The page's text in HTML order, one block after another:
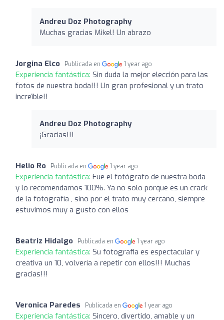
Andreu Doz Photography
Muchas gracias Mikel! Un abrazo
Jorgina Elco Publicada en 1 year ago
Experiencia fantástica: Sin duda la mejor elección para las
fotos de nuestra boda!!! Un gran profesional y un trato
increïble!!
Andreu Doz Photography
¡Gracias!!!
Helio Ro Publicada en 1 year ago
Experiencia fantástica: Fue el fotógrafo de nuestra boda
y lo recomendamos 100%. Ya no solo porque es un crack
de la fotografía , sino por el trato muy cercano, siempre
estuvimos muy a gusto con ellos
Beatriz Hidalgo Publicada en 1 year ago
Experiencia fantástica: Su fotografia es espectacular y
creativa un 10, volvería a repetir con ellos!!! Muchas
gracias!!!
Veronica Paredes Publicada en 1 year ago
Experiencia fantástica: Sincero, divertido, amable y un